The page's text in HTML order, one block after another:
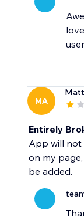
MA
Entirely
App will not
on my
be added.